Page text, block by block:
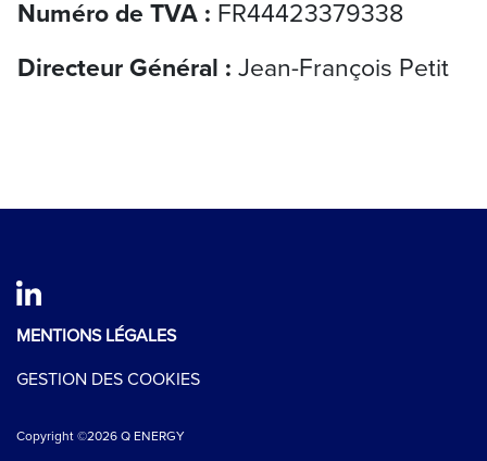
Numéro de TVA : FR44423379338
Directeur Général : Jean-François Petit
MENTIONS LÉGALES
GESTION DES COOKIES
Copyright ©2026 Q ENERGY